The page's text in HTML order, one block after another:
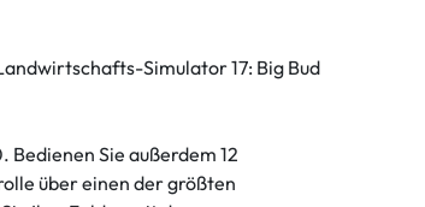
Simulator 17: Big Bud
Bedienen Sie außerdem 12
über einen der größten